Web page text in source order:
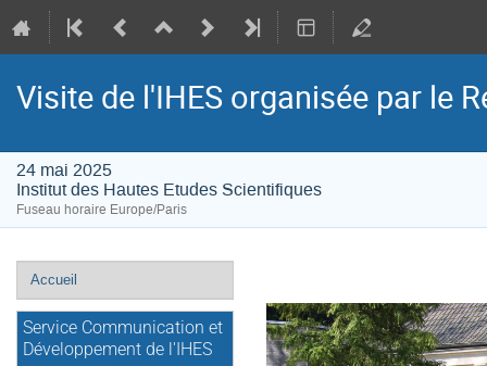
Visite de l'IHES organisée par le
24 mai 2025
Institut des Hautes Etudes Scientifiques
Fuseau horaire Europe/Paris
Menu
de
l'événement
Accueil
Service Communication et
Développement de l'IHES